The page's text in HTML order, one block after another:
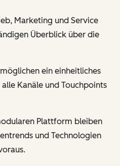
Marketing und Service
Überblick über die
ein einheitliches
Kanäle und Touchpoints
Plattform bleiben
und Technologien